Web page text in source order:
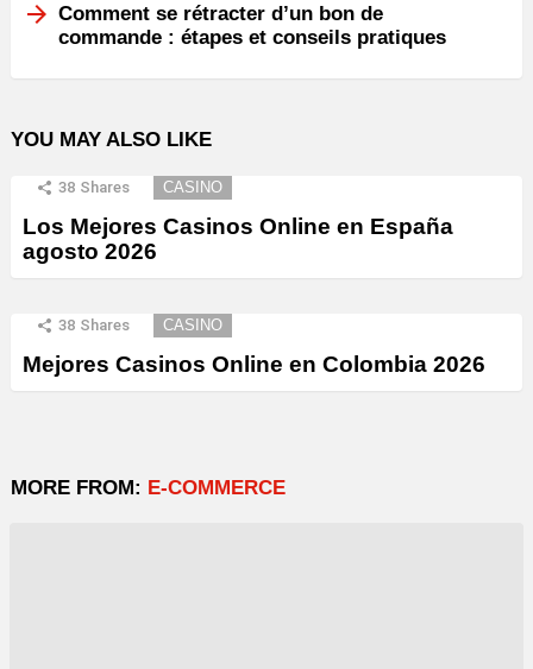
Comment se rétracter d’un bon de
commande : étapes et conseils pratiques
YOU MAY ALSO LIKE
38 Shares CASINO
Los Mejores Casinos Online en España
agosto 2026
38 Shares CASINO
Mejores Casinos Online en Colombia 2026
MORE FROM: E-COMMERCE